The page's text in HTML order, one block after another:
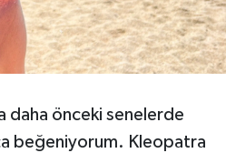
daha önceki senelerde
beğeniyorum. Kleopatra